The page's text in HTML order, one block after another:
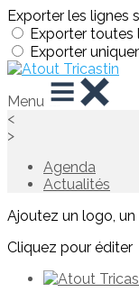
Exporter les lignes
Exporter toutes
Exporter
Menu
<
>
Agenda
Actualités
Ajoutez un logo,
Cliquez pour éditer